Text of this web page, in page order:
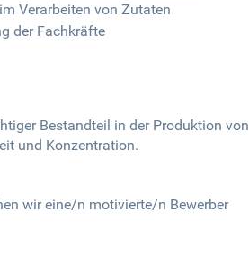
Verarbeiten von Zutaten
der Fachkräfte
Bestandteil in der Produktion von
und Konzentration.
wir eine/n motivierte/n Bewerber